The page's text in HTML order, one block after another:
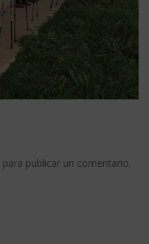
para publicar un comentario.